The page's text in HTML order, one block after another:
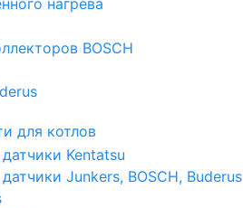
BOSCH
для котлов
Kentatsu
Junkers, BOSCH, Buderus